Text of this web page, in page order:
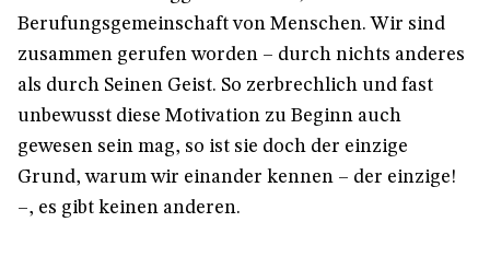
Berufungsgemeinschaft von Menschen. Wir sind
zusammen gerufen worden – durch nichts anderes
als durch Seinen Geist. So zerbrechlich und fast
unbewusst diese Motivation zu Beginn auch
gewesen sein mag, so ist sie doch der einzige
Grund, warum wir einander kennen – der einzige!
–, es gibt keinen anderen.